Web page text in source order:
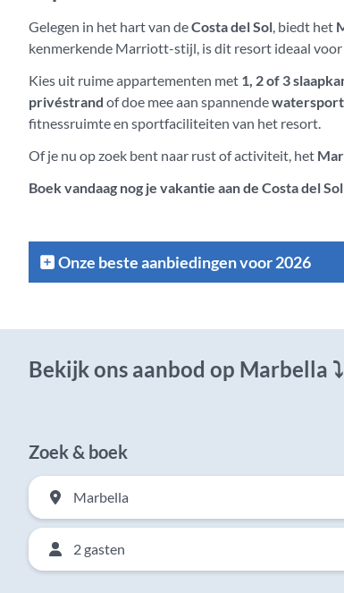
Gelegen in het hart van deCosta del Sol, biedt het
kenmerkende Marriott-stijl, is dit resort ideaal
Kies uit ruime appartementen met 1, 2 of 3
privéstrand of doe mee aan spannende
fitnessruimte en sportfaciliteiten van het resort.
Of je nu op zoek bent naar rust of activiteit, het
Boek vandaag nog je vakantie aan de Costa del Sol
Onze beste aanbiedingen voor 2026
Bekijk ons aanbod op Marbella ⤵
Zoek & boek
Marbella
2 gasten